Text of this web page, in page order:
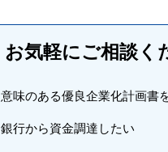
お気軽にご相談く
意味のある優良企業化計画書
銀行から資金調達したい